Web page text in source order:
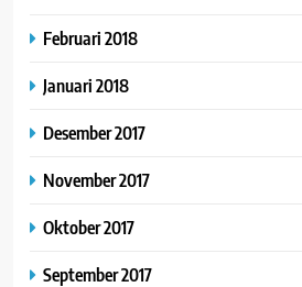
Februari 2018
Januari 2018
Desember 2017
November 2017
Oktober 2017
September 2017